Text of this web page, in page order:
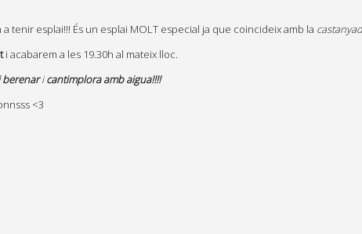
tenir esplai!!! És un esplai MOLT especial ja que coincideix amb la
i acabarem a les 19.30h al mateix lloc.
berenaricantimplora amb aigua!!!!
<3